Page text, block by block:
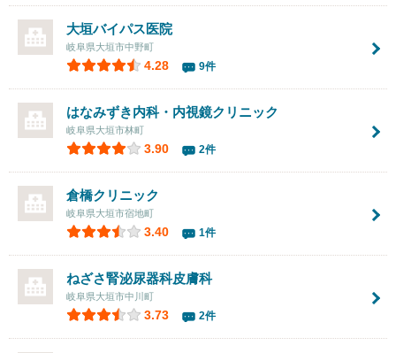
大垣バイパス医院
岐阜県大垣市中野町
4.28 9件
はなみずき内科・内視鏡クリニック
岐阜県大垣市林町
3.90 2件
倉橋クリニック
岐阜県大垣市宿地町
3.40 1件
ねざさ腎泌尿器科皮膚科
岐阜県大垣市中川町
3.73 2件